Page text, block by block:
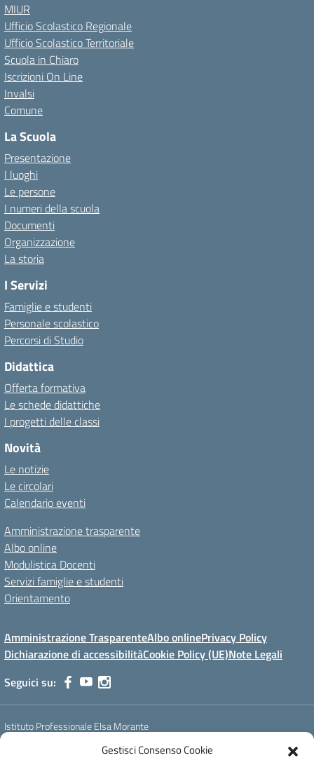
Gestisci Consenso Cookie
MIUR
Ufficio Scolastico Regionale
Ufficio Scolastico Territoriale
Scuola in Chiaro
Iscrizioni On Line
Invalsi
Comune
La Scuola
Presentazione
I luoghi
Le persone
I numeri della scuola
Documenti
Organizzazione
La storia
I Servizi
Famiglie e studenti
Personale scolastico
Percorsi di Studio
Didattica
Offerta formativa
Le schede didattiche
I progetti delle classi
Novità
Le notizie
Le circolari
Calendario eventi
Amministrazione trasparente
Albo online
Modulistica Docenti
Servizi famiglie e studenti
Orientamento
Amministrazione TrasparenteAlbo onlinePrivacy Policy
Dichiarazione di accessibilitàCookie Policy (UE)Note Legali
Seguici su:
Istituto Professionale Elsa Morante
PEC TARH08000L@pec.istruzione.it - PEO TARH08000L@istruzione.it -